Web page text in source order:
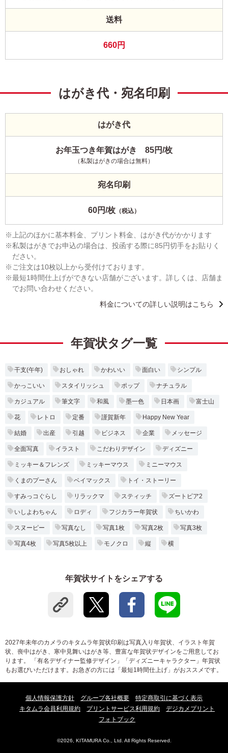
送料
660円
はがき代・宛名印刷
はがき代
お年玉つき年賀はがき 85円/枚
（私製はがきの場合は無料）
宛名印刷
60円/枚 （税込）
上記のほかに基本料金、プリント料金、はがき代がかかります
私製はがきでお申込の場合は、投函する際に85円切手をお貼りく
ださい。
ご注文は10枚以上から受付けております。
最短1時間仕上げができない店舗がございます。詳しくは、店舗ま
でお問い合わせください。
料金についての詳しい説明はこちら
年賀状タグ一覧
干支(午年) おしゃれ かわいい 面白い シンプル
かっこいい スタイリッシュ ポップ ナチュラル
カジュアル 筆文字 和風 墨一色 日本画 富士山
花 レトロ 定番 謹賀新年 Happy New Year
結婚 出産 引越 ビジネス 企業 メッセージ
全面写真 イラスト こだわりデザイン ディズニー
ミッキー＆フレンズ ミッキーマウス ミニーマウス
くまのプーさん ベイマックス トイ・ストーリー
すみっコぐらし リラックマ スティッチ ズートピア2
いしよわちゃん ロディ フジカラー年賀状 ちいかわ
スヌーピー 写真なし 写真1枚 写真2枚 写真3枚
写真4枚 写真5枚以上 モノクロ 縦 横
年賀状サイトをシェアする
2027年未年のカメラのキタムラ年賀状印刷は写真入り年賀状、イラスト年賀
状、喪中はがき、寒中見舞いはがき等、豊富な年賀状デザインをご用意してお
ります。 「有名デザイナー監修デザイン」「ディズニーキャラクター」年賀状
もお選びいただけます。お急ぎの方には「最短1時間仕上げ」がおススメです。
個人情報保護方針 グループ各社概要
特定商取引に基づく表示
キタムラ会員利用規約
プリントサービス利用規約
デジカメプリント
フォトブック
©2026, KITAMURA Co., Ltd. All Rights Reserved.